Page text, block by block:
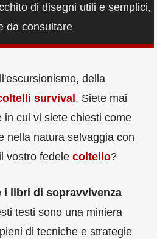
di disegni utili e semplici,
da consultare
della
survival. Siete mai
in cui vi siete chiesti come
nella natura selvaggia con
vostro fedele coltello?
i libri di sopravvivenza
testi sono una miniera
di tecniche e strategie